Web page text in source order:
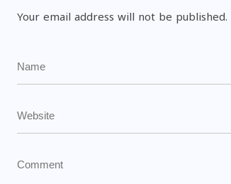
Your email address will not be published.